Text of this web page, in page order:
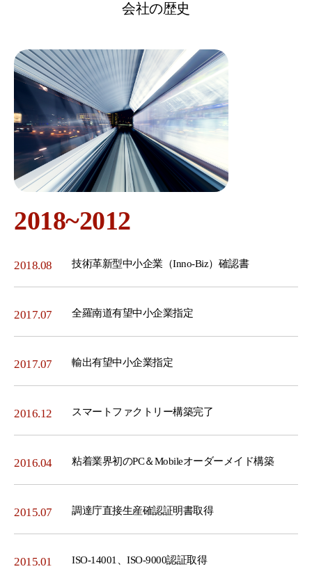
会社の歴史
2018~2012
2018.08 技術革新型中小企業（Inno-Biz）確認書
2017.07 全羅南道有望中小企業指定
2017.07 輸出有望中小企業指定
2016.12 スマートファクトリー構築完了
2016.04 粘着業界初のPC＆Mobileオーダーメイド構築
2015.07 調達庁直接生産確認証明書取得
2015.01 ISO-14001、ISO-9000認証取得